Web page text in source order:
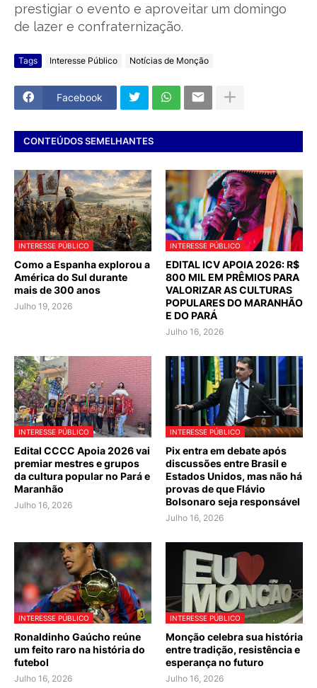
prestigiar o evento e aproveitar um domingo
de lazer e confraternização.
Tags Interesse Público Notícias de Monção
Facebook
CONTEÚDOS SEMELHANTES
INTERESSE PÚBLICO
Como a Espanha explorou a
América do Sul durante
mais de 300 anos
Julho 19, 2026
INTERESSE PÚBLICO
EDITAL ICV APOIA 2026: R$
800 MIL EM PRÊMIOS PARA
VALORIZAR AS CULTURAS
POPULARES DO MARANHÃO
E DO PARÁ
Julho 16, 2026
INTERESSE PÚBLICO
Edital CCCC Apoia 2026 vai
premiar mestres e grupos
da cultura popular no Pará e
Maranhão
Julho 16, 2026
INTERESSE PÚBLICO
Pix entra em debate após
discussões entre Brasil e
Estados Unidos, mas não há
provas de que Flávio
Bolsonaro seja responsável
Julho 16, 2026
INTERESSE PÚBLICO
Ronaldinho Gaúcho reúne
um feito raro na história do
futebol
Julho 16, 2026
INTERESSE PÚBLICO
Monção celebra sua história
entre tradição, resistência e
esperança no futuro
Julho 16, 2026